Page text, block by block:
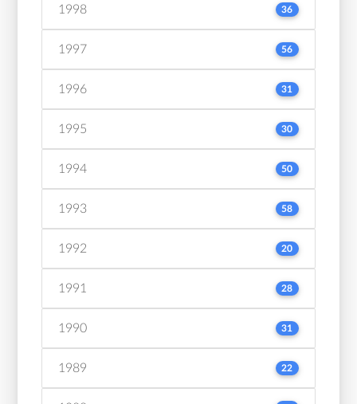
1998 36
1997 56
1996 31
1995 30
1994 50
1993 58
1992 20
1991 28
1990 31
1989 22